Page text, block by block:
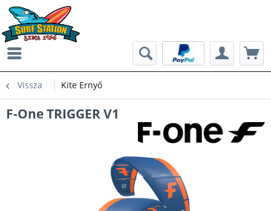
Vissza Kite Ernyő
F-One TRIGGER V1